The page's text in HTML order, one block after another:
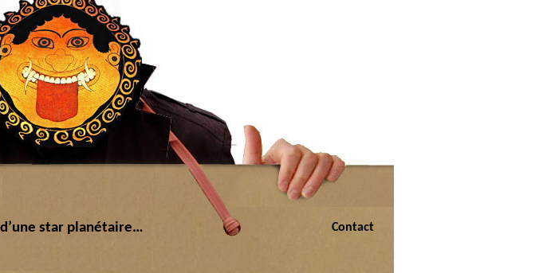
star planétaire… Contact